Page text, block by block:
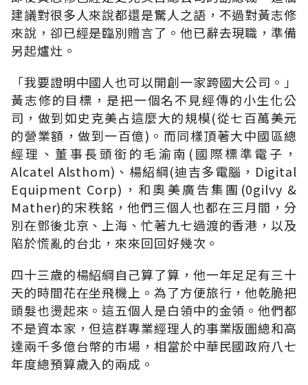
建議對很多人來說都還是驚人之語，不過對黃志修
來說，卻已經是臨別贈言了。他已辭去現職，準備
另起爐灶。
「我要證明中國人也可以開創一家跨國大公司。」
黃志修的目標，是把一個名不見經傳的小生化公
司，做到如史克美占這麼大的規模(從七百萬美元
的營業額，做到一百億)。而同樣頂著大中國區總
經理、董事長頭銜的毛渝南(國際標準電子，
Alcatel Alsthom)、楊紹綱(迪吉多電腦，Digital
Equipment Corp)，和奧美廣告集團(0gilvy &
Mather)的宋秩銘，他們三個人也都在三月間，分
別在鄧後北京、上海、忙著九七過渡的香港，以及
陷於慌亂的台北，來來回回好幾次。
四十三歲的楊紹綱自己算了算，他一年足足有三十
天的時間花在坐飛機上。為了方便旅行，他乾脆把
頭髮也燙起來。這五個人是白領中的金領。他們都
不是資本家，但這群專業經理人的事業版圖總和高
達兩千多億台幣的市場，相當於中華民國政府八七
年度總預算歲入的兩成。